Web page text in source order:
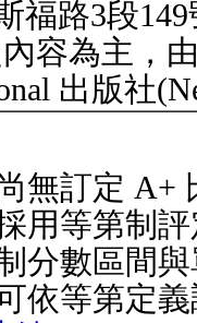
福路3段149
容為主，
出版社
無訂定 A+
用等第制
分數區間
依等第定